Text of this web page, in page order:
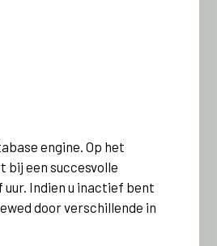
engine. Op het
bij een succesvolle
uur. Indien u inactief bent
door verschillende in